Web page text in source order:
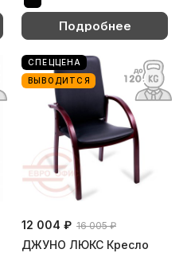
Подробнее
СПЕЦЦЕНА
ВЫВОДИТСЯ
12 004 ₽ 16 005 ₽
ДЖУНО ЛЮКС Кресло